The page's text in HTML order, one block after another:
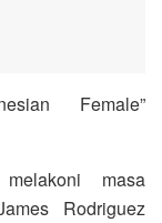
Female”
masa
Rodriguez